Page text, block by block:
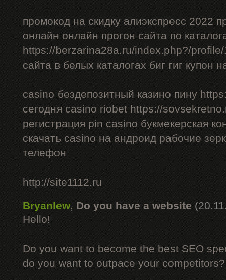
промокод на скидку алиэкспресс 2022
онлайн онлайн прогон сайта по
https://berzarina28a.ru/index.php?/
сайта в белых каталогах биг гиг купон
casino бездепозитный казино пину
сегодня casino riobet https://
регистрация pin casino букмекерская
скачать casino на андроид рабочие
телефон
http://site1112.ru
Bryanlew, Do you have a website
Hello!
Do you want to become the best SEO
do you want to outpace your competitors?